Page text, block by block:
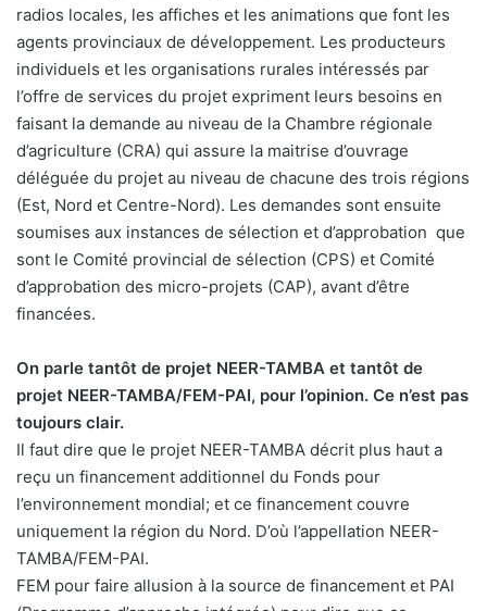
radios locales, les affiches et les animations que font les
agents provinciaux de développement. Les producteurs
individuels et les organisations rurales intéressés par
l’offre de services du projet expriment leurs besoins en
faisant la demande au niveau de la Chambre régionale
d’agriculture (CRA) qui assure la maitrise d’ouvrage
déléguée du projet au niveau de chacune des trois régions
(Est, Nord et Centre-Nord). Les demandes sont ensuite
soumises aux instances de sélection et d’approbation que
sont le Comité provincial de sélection (CPS) et Comité
d’approbation des micro-projets (CAP), avant d’être
financées.
On parle tantôt de projet NEER-TAMBA et tantôt de
projet NEER-TAMBA/FEM-PAI, pour l’opinion. Ce n’est pas
toujours clair.
Il faut dire que le projet NEER-TAMBA décrit plus haut a
reçu un financement additionnel du Fonds pour
l’environnement mondial; et ce financement couvre
uniquement la région du Nord. D’où l’appellation NEER-
TAMBA/FEM-PAI.
FEM pour faire allusion à la source de financement et PAI